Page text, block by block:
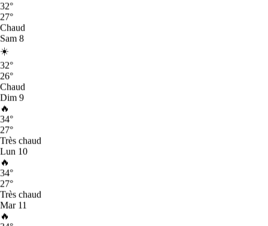
Paris
Toulouse
Lyon
Bordeaux
Marseille
Montpellier
32°
27°
Chaud
Sam 8
☀️
32°
26°
Chaud
Dim 9
🔥
34°
27°
Très chaud
Lun 10
🔥
34°
27°
Très chaud
Mar 11
🔥